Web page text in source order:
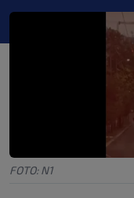
FOTO: N1